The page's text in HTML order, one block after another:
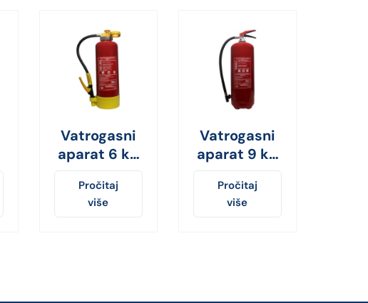
Vatrogasni
aparat 6 kg
ABC prah sa
bočicom
Pročitaj
više
Vatrogasni
aparat 9 kg
ABC prah
Pročitaj
više